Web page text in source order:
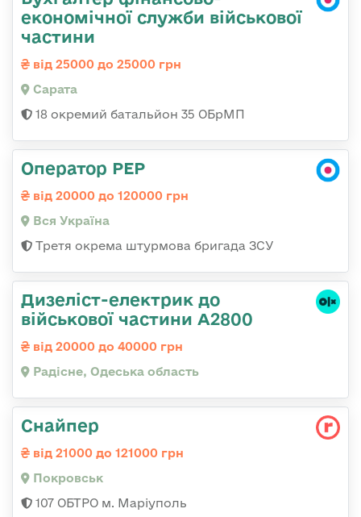
економічної служби військової
частини
від 25000 до 25000 грн
Сарата
18 окремий батальйон 35 ОБрМП
Оператор РЕР
від 20000 до 120000 грн
Вся Україна
Третя окрема штурмова бригада ЗСУ
Дизеліст-електрик до
військової частини А2800
від 20000 до 40000 грн
Радісне, Одеська область
Снайпер
від 21000 до 121000 грн
Покровськ
107 ОБТРО м. Маріуполь